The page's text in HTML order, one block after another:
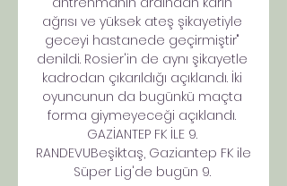
ağrısı ve yüksek ateş şikayetiyle
geceyi hastanede geçirmiştir"
denildi. Rosier'in de aynı şikayetle
kadrodan çıkarıldığı açıklandı. İki
oyuncunun da bugünkü maçta
forma giymeyeceği açıklandı.
GAZİANTEP FK İLE 9.
RANDEVUBeşiktaş, Gaziantep FK ile
Süper Lig'de bugün 9.